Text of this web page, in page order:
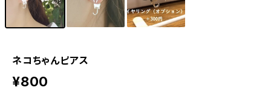
ネコちゃんピアス
¥800